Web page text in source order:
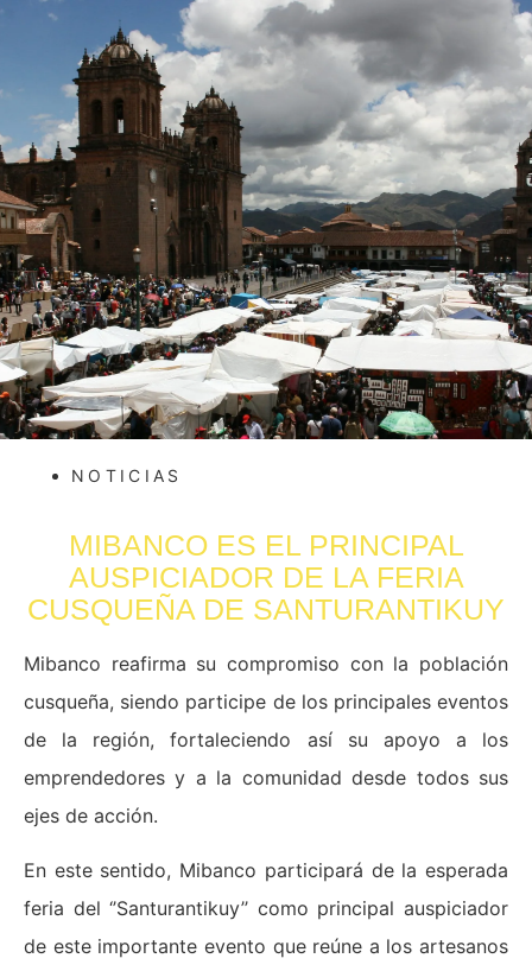
NOTICIAS
MIBANCO ES EL PRINCIPAL
AUSPICIADOR DE LA FERIA
CUSQUEÑA DE SANTURANTIKUY
Mibanco reafirma su compromiso con la población
cusqueña, siendo participe de los principales eventos
de la región, fortaleciendo así su apoyo a los
emprendedores y a la comunidad desde todos sus
ejes de acción.
En este sentido, Mibanco participará de la esperada
feria del ‘’Santurantikuy’’ como principal auspiciador
de este importante evento que reúne a los artesanos